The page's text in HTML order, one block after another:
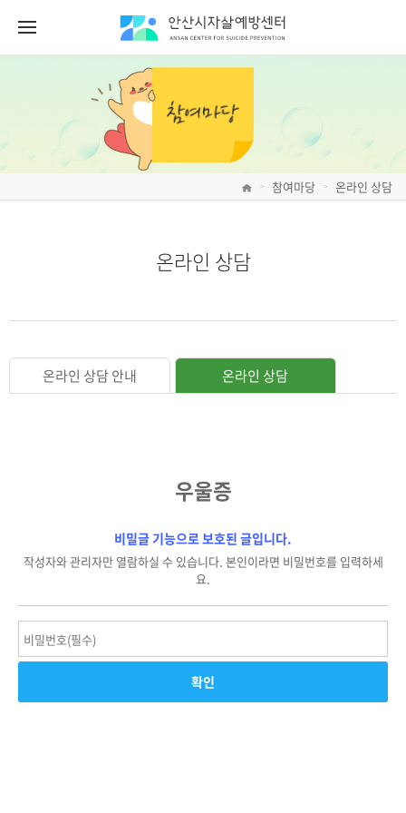
> 참여마당 > 온라인 상담
온라인 상담
온라인 상담 안내 온라인 상담
우울증
비밀글 기능으로 보호된 글입니다.
작성자와 관리자만 열람하실 수 있습니다. 본인이라면 비밀번호를 입력하세
요.